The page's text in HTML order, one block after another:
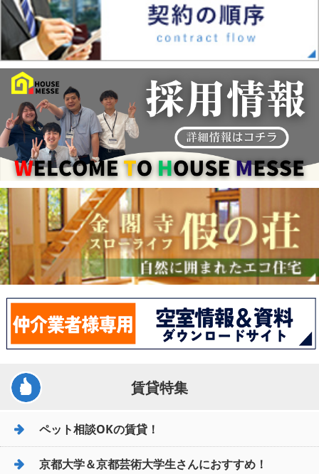
賃貸特集
ペット相談OKの賃貸！
京都大学＆京都芸術大学生さんにおすすめ！